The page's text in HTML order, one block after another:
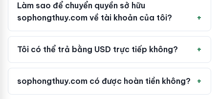
Làm sao để chuyển quyền sở hữu
sophongthuy.com về tài khoản của tôi?
Tôi có thể trả bằng USD trực tiếp không?
sophongthuy.com có được hoàn tiền không?